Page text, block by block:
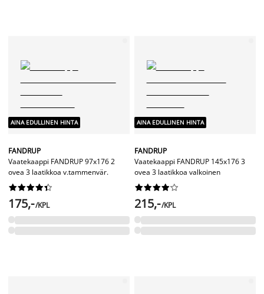
AINA EDULLINEN HINTA
FANDRUP
Vaatekaappi FANDRUP 97x176 2
ovea 3 laatikkoa v.tammenvär.






175,-/KPL
AINA EDULLINEN HINTA
FANDRUP
Vaatekaappi FANDRUP 145x176 3
ovea 3 laatikkoa valkoinen






215,-/KPL